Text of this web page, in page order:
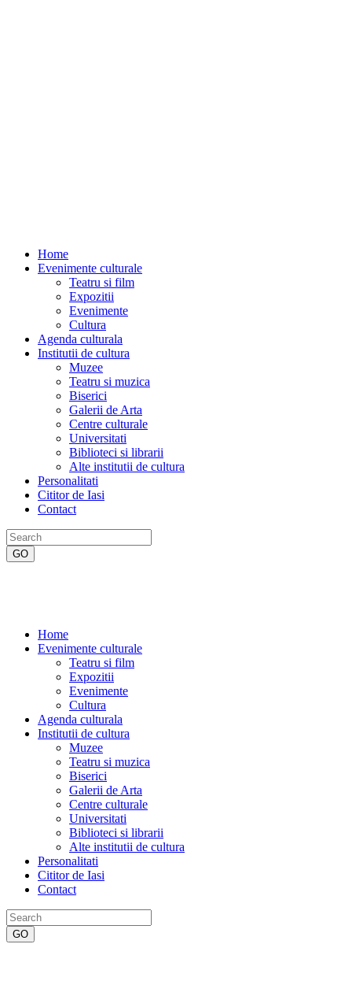
Home
Evenimente culturale
Teatru si film
Expozitii
Evenimente
Cultura
Agenda culturala
Institutii de cultura
Muzee
Teatru si muzica
Biserici
Galerii de Arta
Centre culturale
Universitati
Biblioteci si librarii
Alte institutii de cultura
Personalitati
Cititor de Iasi
Contact
Home
Evenimente culturale
Teatru si film
Expozitii
Evenimente
Cultura
Agenda culturala
Institutii de cultura
Muzee
Teatru si muzica
Biserici
Galerii de Arta
Centre culturale
Universitati
Biblioteci si librarii
Alte institutii de cultura
Personalitati
Cititor de Iasi
Contact